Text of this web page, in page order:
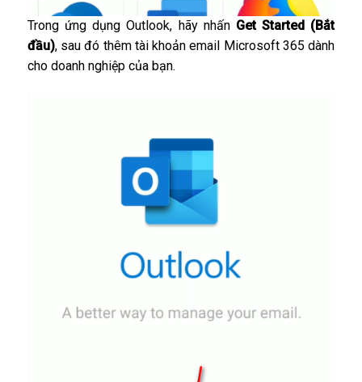
Trong ứng dụng Outlook, hãy nhấn Get Started (Bắt
đầu), sau đó thêm tài khoản email Microsoft 365 dành
cho doanh nghiệp của bạn.